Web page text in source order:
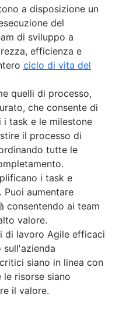
a disposizione un
del
di sviluppo a
efficienza e
ciclo di vita del
quelli di processo,
che consente di
i task e le milestone
il processo di
tutte le
i task e
aumentare
consentendo ai team
valore.
di lavoro Agile efficaci
siano in linea con
risorse siano
il valore.